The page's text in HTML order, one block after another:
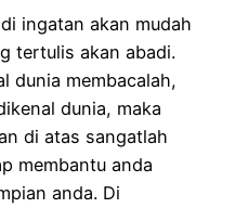
ingatan akan mudah
tertulis akan abadi.
dunia membacalah,
dunia, maka
di atas sangatlah
membantu anda
anda. Di